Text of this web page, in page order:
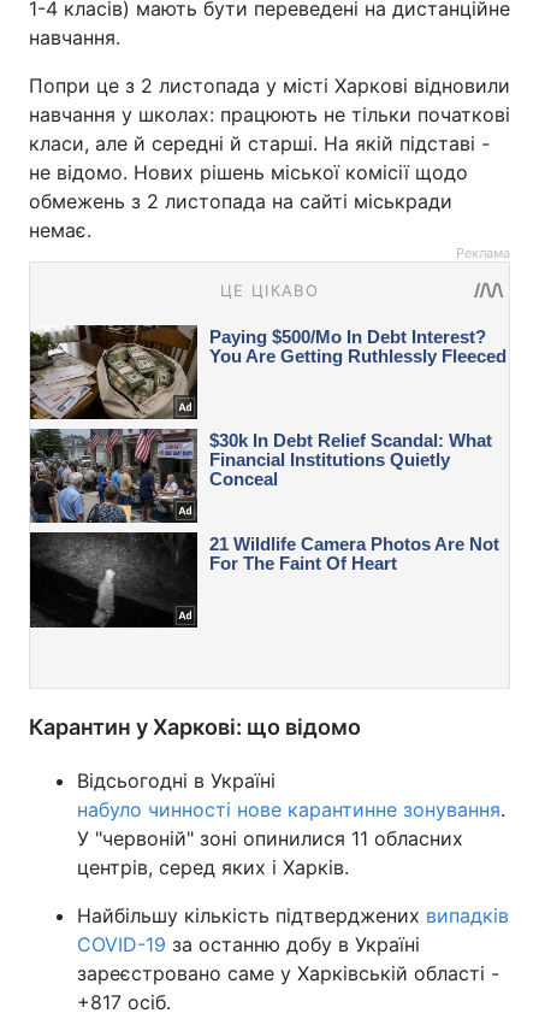
1-4 класів) мають бути переведені на дистанційне
навчання.
Попри це з 2 листопада у місті Харкові відновили
навчання у школах: працюють не тільки початкові
класи, але й середні й старші. На якій підставі -
не відомо. Нових рішень міської комісії щодо
обмежень з 2 листопада на сайті міськради
немає.
Реклама
Карантин у Харкові: що відомо
Відсьогодні в Україні
набуло чинності нове карантинне зонування.
У "червоній" зоні опинилися 11 обласних
центрів, серед яких і Харків.
Найбільшу кількість підтверджених випадків
COVID-19 за останню добу в Україні
зареєстровано саме у Харківській області -
+817 осіб.